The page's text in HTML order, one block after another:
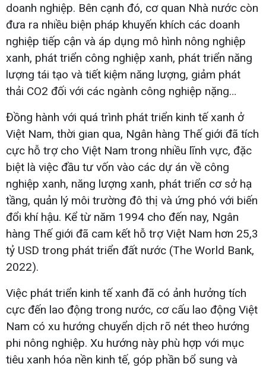
doanh nghiệp. Bên cạnh đó, cơ quan Nhà nước còn
đưa ra nhiều biện pháp khuyến khích các doanh
nghiệp tiếp cận và áp dụng mô hình nông nghiệp
xanh, phát triển công nghiệp xanh, phát triển năng
lượng tái tạo và tiết kiệm năng lượng, giảm phát
thải CO2 đối với các ngành công nghiệp nặng…
Đồng hành với quá trình phát triển kinh tế xanh ở
Việt Nam, thời gian qua, Ngân hàng Thế giới đã tích
cực hỗ trợ cho Việt Nam trong nhiều lĩnh vực, đặc
biệt là việc đầu tư vốn vào các dự án về công
nghiệp xanh, năng lượng xanh, phát triển cơ sở hạ
tầng, quản lý môi trường đô thị và ứng phó với biến
đổi khí hậu. Kể từ năm 1994 cho đến nay, Ngân
hàng Thế giới đã cam kết hỗ trợ Việt Nam hơn 25,3
tỷ USD trong phát triển đất nước (The World Bank,
2022).
Việc phát triển kinh tế xanh đã có ảnh hưởng tích
cực đến lao động trong nước, cơ cấu lao động Việt
Nam có xu hướng chuyển dịch rõ nét theo hướng
phi nông nghiệp. Xu hướng này phù hợp với mục
tiêu xanh hóa nền kinh tế, góp phần bổ sung và